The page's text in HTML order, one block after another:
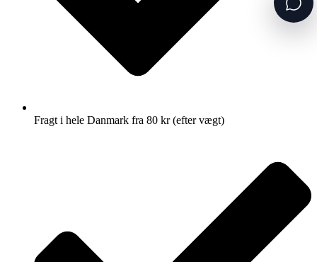
Fragt i hele Danmark fra 80 kr (efter vægt)